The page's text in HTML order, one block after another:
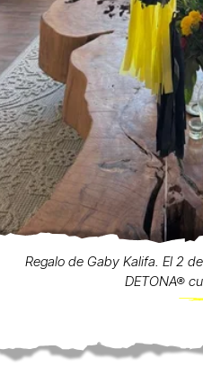
Regalo de Gaby Kalifa. El 2
DETONA®